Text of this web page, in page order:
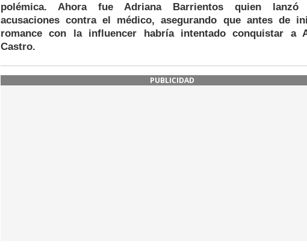
polémica. Ahora fue Adriana Barrientos quien lanzó
acusaciones contra el médico, asegurando que antes de
romance con la influencer habría intentado conquistar a
Castro.
PUBLICIDAD